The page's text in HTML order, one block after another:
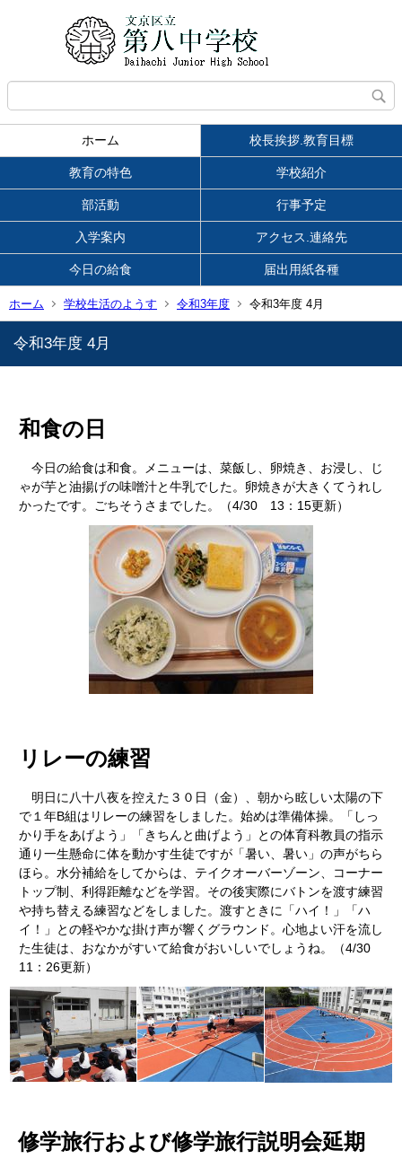
ホーム 校長挨拶.教育目標
教育の特色 学校紹介
部活動 行事予定
入学案内 アクセス.連絡先
今日の給食 届出用紙各種
ホーム 学校生活のようす 令和3年度 令和3年度 4月
令和3年度 4月
和食の日
今日の給食は和食。メニューは、菜飯し、卵焼き、お浸し、じ
ゃが芋と油揚げの味噌汁と牛乳でした。卵焼きが大きくてうれし
かったです。ごちそうさまでした。（4/30 13：15更新）
リレーの練習
明日に八十八夜を控えた３０日（金）、朝から眩しい太陽の下
で１年B組はリレーの練習をしました。始めは準備体操。「しっ
かり手をあげよう」「きちんと曲げよう」との体育科教員の指示
通り一生懸命に体を動かす生徒ですが「暑い、暑い」の声がちら
ほら。水分補給をしてからは、テイクオーバーゾーン、コーナー
トップ制、利得距離などを学習。その後実際にバトンを渡す練習
や持ち替える練習などをしました。渡すときに「ハイ！」「ハ
イ！」との軽やかな掛け声が響くグラウンド。心地よい汗を流し
た生徒は、おなかがすいて給食がおいしいでしょうね。（4/30
11：26更新）
修学旅行および修学旅行説明会延期